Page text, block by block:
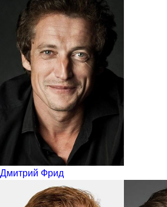
Дмитрий Фрид